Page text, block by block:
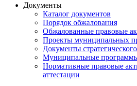
Документы
Каталог документов
Порядок обжалования
Обжалованные правовые
Проекты муниципальных
Документы
Муниципальные
Нормативные правовые
аттестации